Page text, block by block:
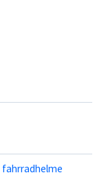
fahrradhelme